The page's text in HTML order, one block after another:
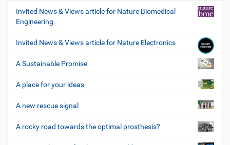
Invited News & Views article for Nature Biomedical
Engineering
Invited News & Views article for Nature Electronics
A Sustainable Promise
A place for your ideas
A new rescue signal
A rocky road towards the optimal prosthesis?